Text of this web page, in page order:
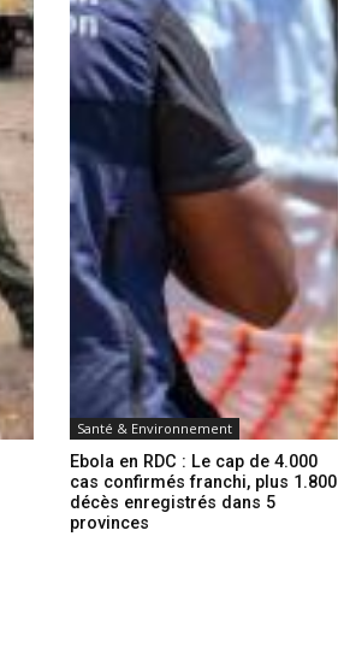
Santé & Environnement
Ebola en RDC : Le cap de 4.000
cas confirmés franchi, plus 1.800
décès enregistrés dans 5
provinces